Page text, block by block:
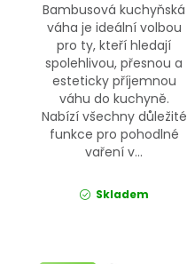
Bambusová kuchyňská
váha je ideální volbou
pro ty, kteří hledají
spolehlivou, přesnou a
esteticky příjemnou
váhu do kuchyně.
Nabízí všechny důležité
funkce pro pohodlné
vaření v...
Skladem